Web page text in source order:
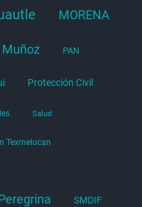
MORENA
Muñoz PAN
Protección Civil
Salud
Texmelucan
SMDIF